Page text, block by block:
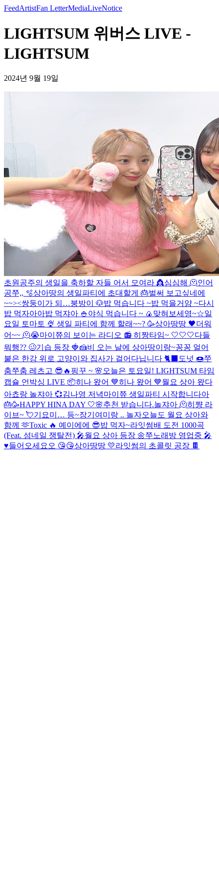
FeedArtistFan LetterMediaLiveNotice
LIGHTSUM 위버스 LIVE -
LIGHTSUM
2024년 9월 19일
초원공주의 생일을 축하할 자들 어서 모여라 👸심심해 🫠인어
공쭈,, 🫧상아땅의 생일파티에 초대할게 🎂벌써 보고싶네에
~~><쌍둥이가 되…붕방이 🐶밥 먹습니다 ~밥 먹을거얌 ~다시
밥 먹자아아밥 먹쟈아 🍚 야식 먹습니다 ~ 🍙 맞혀보세영~☆일
요일 토마토 🍨 생일 파티에 함께 할래~~? 🥳상아땅땅 🖤더워
어~~ 🫠😭마이쮸의 보이는 라디오 📻 히짱타임~ 🤍🤍🤍다들
뭐행?? 🥴기습 등장 🍓🍰비 오는 날에 상아땅이랑~꽁꽁 얼어
붙은 한강 위로 고양이와 집사가 걸어다닙니다 🐈‍⬛️
도넛 🍩쭈
춤쭈춤 레츠고 😎🔥 핑꾸 ~ 🌸 오늘은 토요일! LIGHTSUM 타임
캡슐 언박싱 LIVE 📦히나 왔어 💙히나 왔어 💙월요 상아 왔다
아쵸랑 놀쟈아 💞김나영 저녁마이쮸 생일파티 시작합니다아
🎂🥳HAPPY HINA DAY 🤍🌸추천 받습니다.놀쟈아 🫠히쨩 라
이브~ 💘기요미… 등~장기여미랑 .. 놀자오늘도 월요 상아와
함께 🫶Toxic 🔥 예이에에 😎밥 먹자~라잇썸배 도전 1000곡
(Feat. 섬네일 쟁탈전) 🎤월요 상아 등장 🌼쭈노래방 영업중 🎤
♥️들어오세요오 😘😘상아땅땅 💛라잇썸의 초콜릿 공장 🍫